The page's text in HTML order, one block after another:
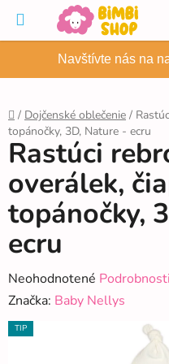
obsah
Navštívte nás na
Domov
/ Dojčenské oblečenie /
topánočky, 3D, Nature - ecru
Rastúci
overálek,
topánočky,
ecru
Priemerné
hodnotenie
produktu
Neohodnotené
Značka: Baby Nellys
TIP